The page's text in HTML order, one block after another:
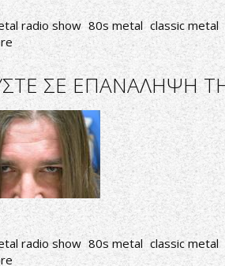
radio show 80s metal classic metal
about
AΚΟΥΣΤΕ
ΣΕ
ΕΠΑΝΑΛΗΨΗ
ΤΗΝ
ΕΚΠΟΜΠΗ
"THIS
IS
HEAVY
METAL"
ΤΗΣ
ΤΡΙΤΗΣ
19/04/19
ΣΕ ΕΠΑΝΑΛΗΨΗ
radio show 80s metal classic metal
about